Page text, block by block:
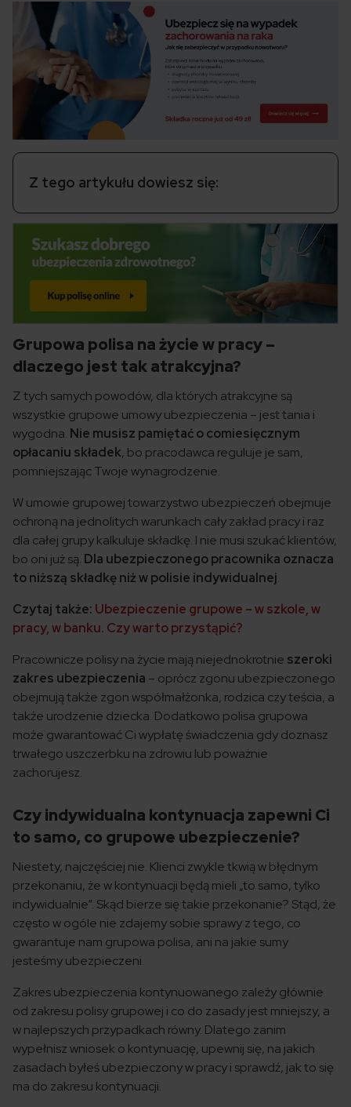
Z tego artykułu dowiesz się:
Grupowa polisa na życie w pracy –
dlaczego jest tak atrakcyjna?
Z tych samych powodów, dla których atrakcyjne są
wszystkie grupowe umowy ubezpieczenia – jest tania i
wygodna. Nie musisz pamiętać o comiesięcznym
opłacaniu składek, bo pracodawca reguluje je sam,
pomniejszając Twoje wynagrodzenie.
W umowie grupowej towarzystwo ubezpieczeń obejmuje
ochroną na jednolitych warunkach cały zakład pracy i raz
dla całej grupy kalkuluje składkę. I nie musi szukać klientów,
bo oni już są. Dla ubezpieczonego pracownika oznacza
to niższą składkę niż w polisie indywidualnej.
Czytaj także: Ubezpieczenie grupowe – w szkole, w
pracy, w banku. Czy warto przystąpić?
Pracownicze polisy na życie mają niejednokrotnie szeroki
zakres ubezpieczenia – oprócz zgonu ubezpieczonego
obejmują także zgon współmałżonka, rodzica czy teścia, a
także urodzenie dziecka. Dodatkowo polisa grupowa
może gwarantować Ci wypłatę świadczenia gdy doznasz
trwałego uszczerbku na zdrowiu lub poważnie
zachorujesz.
Czy indywidualna kontynuacja zapewni Ci
to samo, co grupowe ubezpieczenie?
Niestety, najczęściej nie. Klienci zwykle tkwią w błędnym
przekonaniu, że w kontynuacji będą mieli „to samo, tylko
indywidualnie”. Skąd bierze się takie przekonanie? Stąd, że
często w ogóle nie zdajemy sobie sprawy z tego, co
gwarantuje nam grupowa polisa, ani na jakie sumy
jesteśmy ubezpieczeni.
Zakres ubezpieczenia kontynuowanego zależy głównie
od zakresu polisy grupowej i co do zasady jest mniejszy, a
w najlepszych przypadkach równy. Dlatego zanim
wypełnisz wniosek o kontynuację, upewnij się, na jakich
zasadach byłeś ubezpieczony w pracy i sprawdź, jak to się
ma do zakresu kontynuacji.